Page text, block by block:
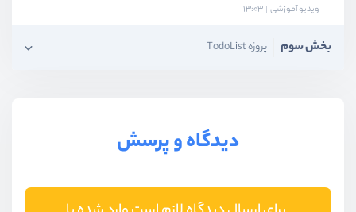
ویدیو آموزشی 13:03
بخش سوم پروژه TodoList
دیدگاه و پرسش